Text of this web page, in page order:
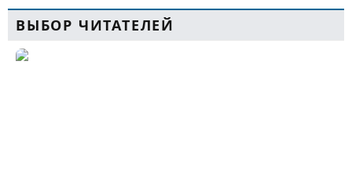
ВЫБОР ЧИТАТЕЛЕЙ